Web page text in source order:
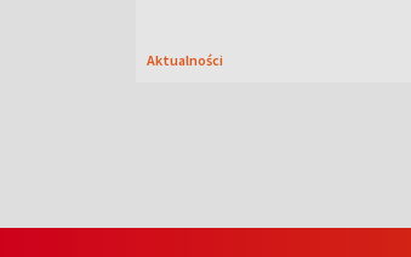
Aktualności